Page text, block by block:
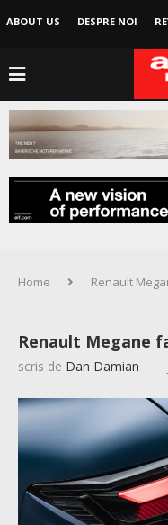
ABOUT US DESPRE NOI
Home Renault
Renault Megane
scris de Dan Damian